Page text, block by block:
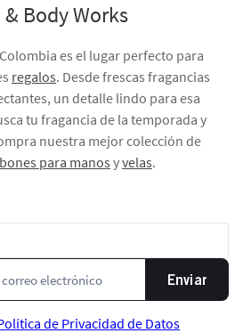
& Body Works
es el lugar perfecto para
regalos. Desde frescas fragancias
un detalle lindo para esa
tu fragancia de la temporada y
nuestra mejor colección de
para manos yvelas.
Enviar
de Privacidad de Datos